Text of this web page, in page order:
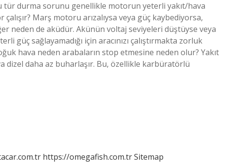
tür durma sorunu genellikle motorun yeterli yakıt/hava
Marş motoru arızalıysa veya güç kaybediyorsa,
neden de aküdür. Akünün voltaj seviyeleri düştüyse veya
güç sağlayamadığı için aracınızı çalıştırmakta zorluk
hava neden arabaların stop etmesine neden olur? Yakıt
dizel daha az buharlaşır. Bu, özellikle karbüratörlü
https://omegafish.com.trSitemap